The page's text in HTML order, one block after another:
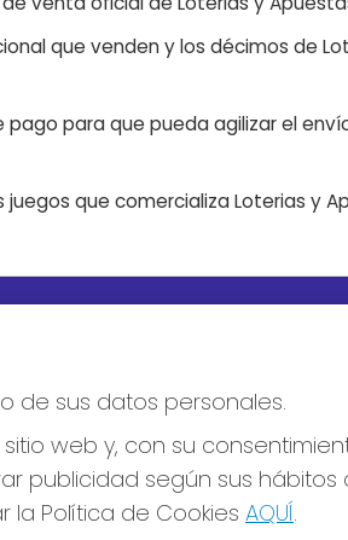
que venden y los décimos de
para que pueda agilizar el
que comercializa Loterias y
Nº10 BURGOS - Receptor Oficial
947487318
Clica aquí para contactar por
668647944
de sus datos personales.
web y, con su
publicidad según sus hábitos
la Política de Cookies AQUÍ.